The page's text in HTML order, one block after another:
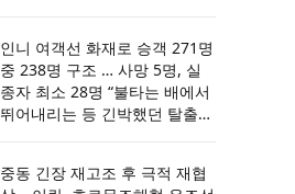
인니 여객선 화재로 승객 271명
중 238명 구조 … 사망 5명, 실
종자 최소 28명 “불타는 배에서
뛰어내리는 등 긴박했던 탈출
대 투입해 사고 해역 수색 … 최
중동 긴장 재고조 후 극적 재협